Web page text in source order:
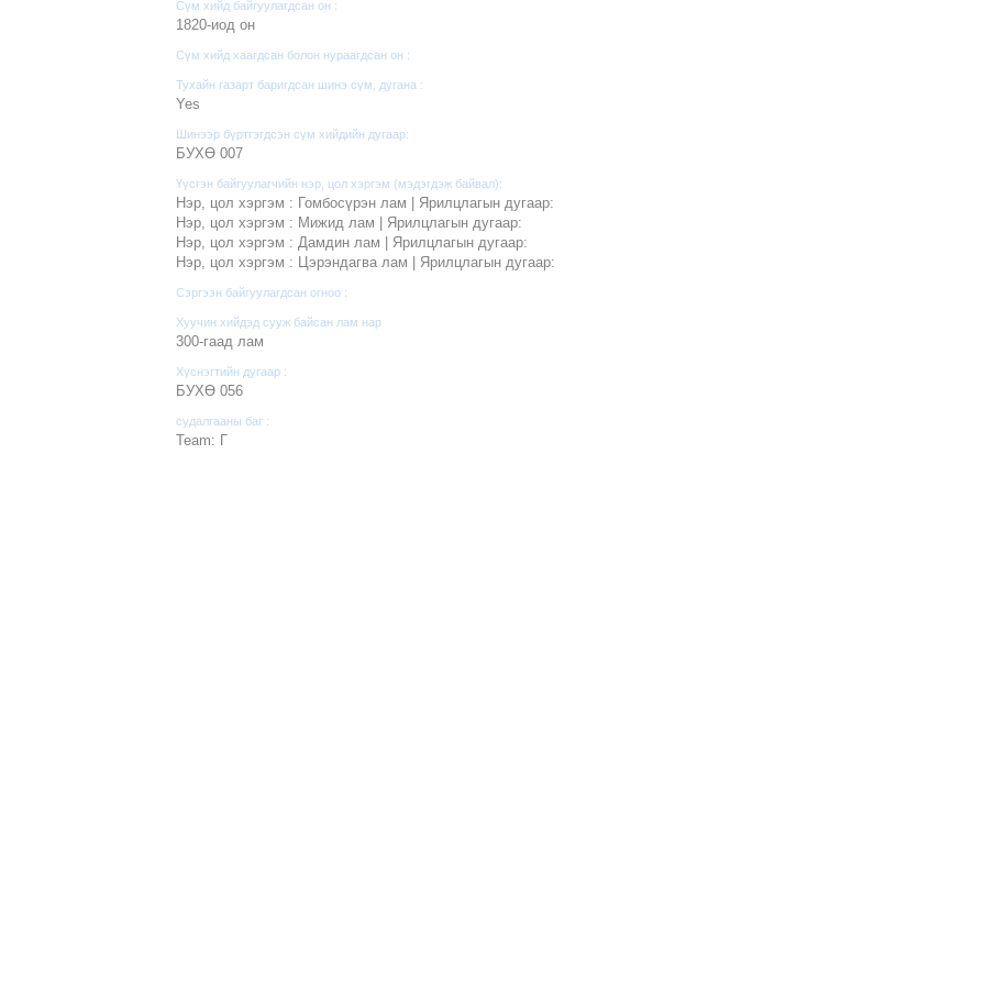
Сүм хийд байгуулагдсан он :
1820-иод он
Сүм хийд хаагдсан болон нураагдсан он :
Тухайн газарт баригдсан шинэ сүм, дугана :
Yes
Шинээр бүртгэгдсэн сүм хийдийн дугаар:
БУХӨ 007
Үүсгэн байгуулагчийн нэр, цол хэргэм (мэдэгдэж байвал):
Нэр, цол хэргэм : Гомбосүрэн лам | Ярилцлагын дугаар:
Нэр, цол хэргэм : Мижид лам | Ярилцлагын дугаар:
Нэр, цол хэргэм : Дамдин лам | Ярилцлагын дугаар:
Нэр, цол хэргэм : Цэрэндагва лам | Ярилцлагын дугаар:
Сэргээн байгуулагдсан огноо :
Хуучин хийдэд сууж байсан лам нар
300-гаад лам
Хүснэгтийн дугаар :
БУХӨ 056
судалгааны баг :
Team: Г